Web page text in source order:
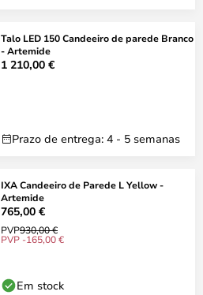
Talo LED 150 Candeeiro de parede Branco
- Artemide
1 210,00 €
Prazo de entrega: 4 - 5 semanas
IXA Candeeiro de Parede L Yellow -
Artemide
765,00 €
PVP930,00 €
PVP -165,00 €
Em stock